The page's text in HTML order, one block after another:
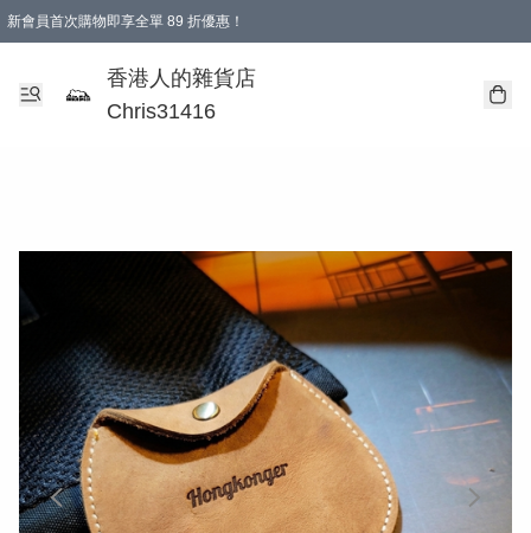
新會員首次購物即享全單 89 折優惠！
購物滿 HKD 499.00即享免運費優惠！（適用於 本地送貨、本地取貨 )
【滿 $300 專屬驚喜：無聲信物（最後一批）】
香港人的雜貨店
Chris31416